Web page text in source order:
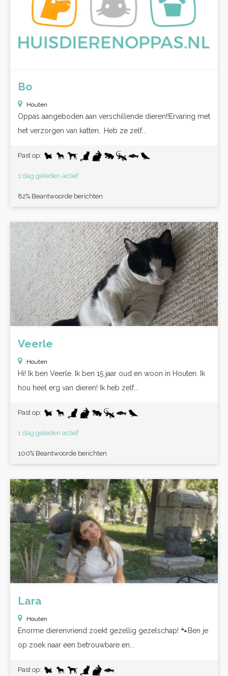
Bo
Houten
Oppas aangeboden aan verschillende dieren!!Ervaring met
het verzorgen van katten, .Heb ze zelf...
Past op:
1 dag geleden actief
82% Beantwoorde berichten
Veerle
Houten
Hi! Ik ben Veerle. Ik ben 15 jaar oud en woon in Houten. Ik
hou heel erg van dieren! Ik heb zelf...
Past op:
1 dag geleden actief
100% Beantwoorde berichten
Lara
Houten
Enorme dierenvriend zoekt gezellig gezelschap! 🐾Ben je
op zoek naar een betrouwbare en...
Past op: